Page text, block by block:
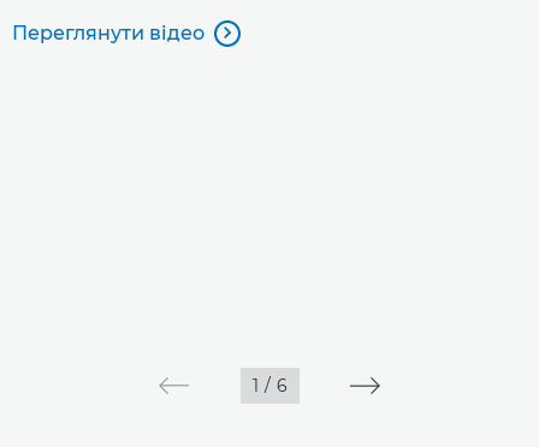
Переглянути відео 
1 / 6